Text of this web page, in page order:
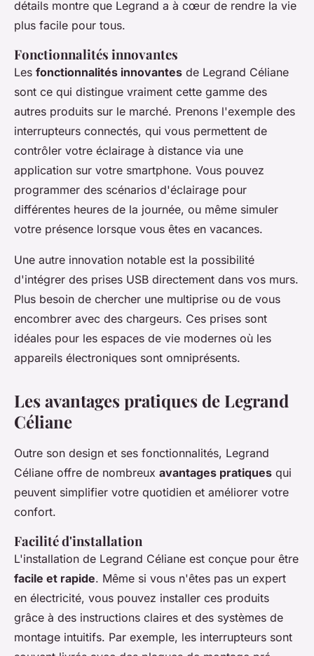
détails montre que Legrand a à cœur de rendre la vie
plus facile pour tous.
Fonctionnalités innovantes
Les fonctionnalités innovantes de Legrand Céliane
sont ce qui distingue vraiment cette gamme des
autres produits sur le marché. Prenons l'exemple des
interrupteurs connectés, qui vous permettent de
contrôler votre éclairage à distance via une
application sur votre smartphone. Vous pouvez
programmer des scénarios d'éclairage pour
différentes heures de la journée, ou même simuler
votre présence lorsque vous êtes en vacances.
Une autre innovation notable est la possibilité
d'intégrer des prises USB directement dans vos murs.
Plus besoin de chercher une multiprise ou de vous
encombrer avec des chargeurs. Ces prises sont
idéales pour les espaces de vie modernes où les
appareils électroniques sont omniprésents.
Les avantages pratiques de Legrand
Céliane
Outre son design et ses fonctionnalités, Legrand
Céliane offre de nombreux avantages pratiques qui
peuvent simplifier votre quotidien et améliorer votre
confort.
Facilité d'installation
L'installation de Legrand Céliane est conçue pour être
facile et rapide. Même si vous n'êtes pas un expert
en électricité, vous pouvez installer ces produits
grâce à des instructions claires et des systèmes de
montage intuitifs. Par exemple, les interrupteurs sont